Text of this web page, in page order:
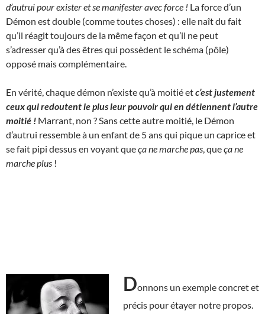
d’autrui pour exister et se manifester avec force ! La force d’un
Démon est double (comme toutes choses) : elle naît du fait
qu’il réagit toujours de la même façon et qu’il ne peut
s’adresser qu’à des êtres qui possèdent le schéma (pôle)
opposé mais complémentaire.
En vérité, chaque démon n’existe qu’à moitié etc’est justement
ceux qui redoutent le plus leur pouvoir qui en détiennent l’autre
moitié ! Marrant, non ? Sans cette autre moitié, le Démon
d’autrui ressemble à un enfant de 5 ans qui pique un caprice et
se fait pipi dessus en voyant queça ne marche pas , queça ne
marche plus !
Donnons un exemple concret et
précis pour étayer notre propos.